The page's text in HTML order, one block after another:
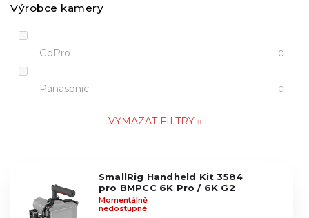
Výrobce kamery
GoPro 0
Panasonic 0
VYMAZAT FILTRY
SmallRig Handheld Kit 3584
pro BMPCC 6K Pro / 6K G2
Momentálně
nedostupné